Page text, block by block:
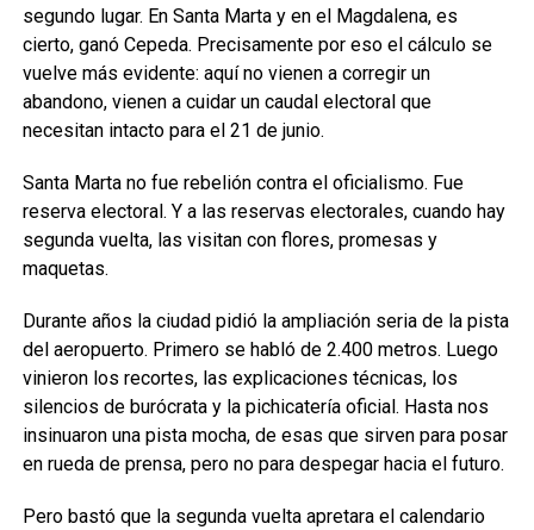
segundo lugar. En Santa Marta y en el Magdalena, es
cierto, ganó Cepeda. Precisamente por eso el cálculo se
vuelve más evidente: aquí no vienen a corregir un
abandono, vienen a cuidar un caudal electoral que
necesitan intacto para el 21 de junio.
Santa Marta no fue rebelión contra el oficialismo. Fue
reserva electoral. Y a las reservas electorales, cuando hay
segunda vuelta, las visitan con flores, promesas y
maquetas.
Durante años la ciudad pidió la ampliación seria de la pista
del aeropuerto. Primero se habló de 2.400 metros. Luego
vinieron los recortes, las explicaciones técnicas, los
silencios de burócrata y la pichicatería oficial. Hasta nos
insinuaron una pista mocha, de esas que sirven para posar
en rueda de prensa, pero no para despegar hacia el futuro.
Pero bastó que la segunda vuelta apretara el calendario